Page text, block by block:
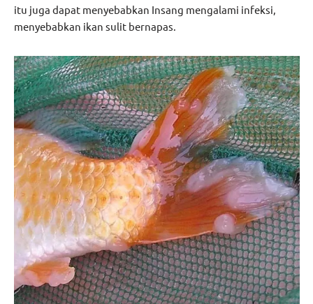
itu juga dapat menyebabkan Insang mengalami infeksi,
menyebabkan ikan sulit bernapas.